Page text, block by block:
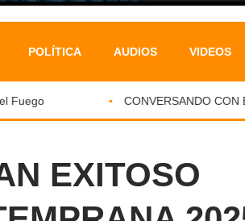
POLÍTICA AUDIOS VIDEOS
CONVERSANDO CON EL
EXITOSO